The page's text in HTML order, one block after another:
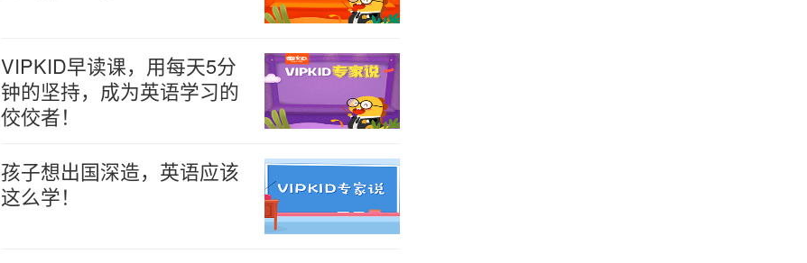
VIPKID早读课，用每天5分
钟的坚持，成为英语学习的
佼佼者！
孩子想出国深造，英语应该
这么学！